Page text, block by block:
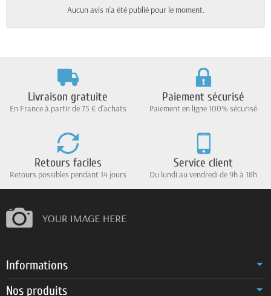
Aucun avis n'a été publié pour le moment.
Livraison gratuite
En France à partir de 75 € d'achats
Paiement sécurisé
Paiement en ligne 100% sécurisé
Retours faciles
Retours possibles pendant 14 jours
Service client
Du lundi au vendredi de 9h à 18h
Informations
Nos produits